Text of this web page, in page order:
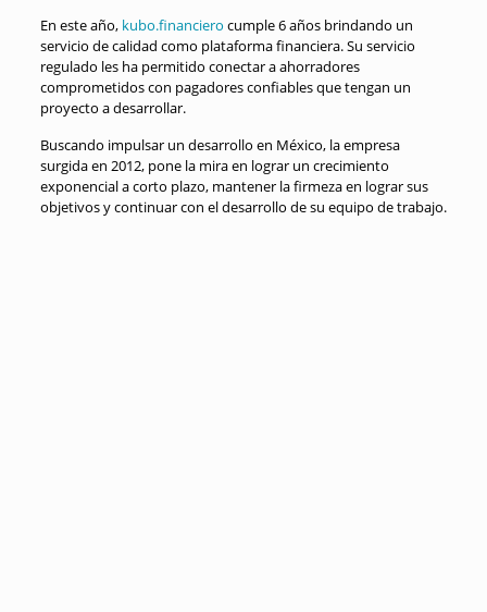
En este año, kubo.financiero cumple 6 años brindando un
servicio de calidad como plataforma financiera. Su servicio
regulado les ha permitido conectar a ahorradores
comprometidos con pagadores confiables que tengan un
proyecto a desarrollar.
Buscando impulsar un desarrollo en México, la empresa
surgida en 2012, pone la mira en lograr un crecimiento
exponencial a corto plazo, mantener la firmeza en lograr sus
objetivos y continuar con el desarrollo de su equipo de trabajo.